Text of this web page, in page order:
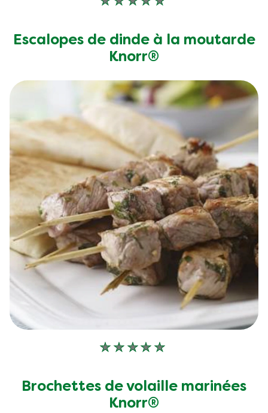
Aucune
soumise
pour
recipe
Escalopes de dinde à la moutarde
Knorr®
Aucune
soumise
pour
Brochettes de volaille marinées
Knorr®